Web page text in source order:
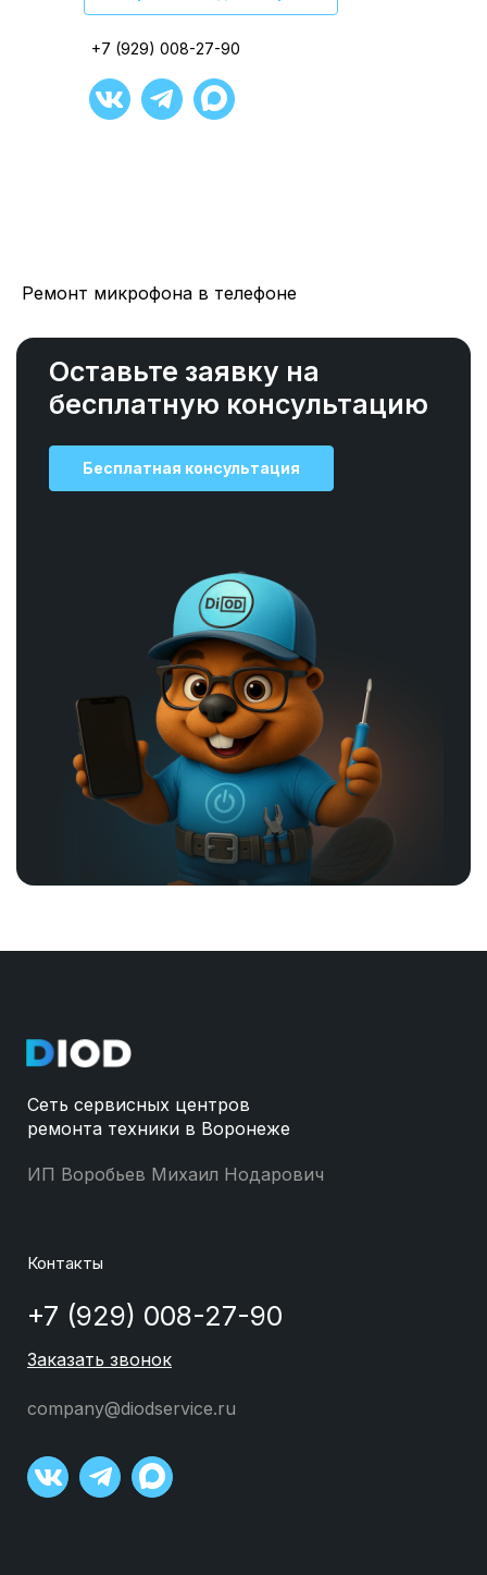
+7 (929) 008-27-90
+7 (929) 008-27-90
+7 (929) 008-27-90
+7 (929) 008-27-90
+7 (929) 008-27-90
Ремонт микрофона в телефоне
Оставьте заявку на
бесплатную консультацию
Бесплатная консультация
Сеть сервисных центров
ремонта техники в Воронеже
ИП Воробьев Михаил Нодарович
Контакты
+7 (929) 008-27-90
Заказать звонок
company@diodservice.ru